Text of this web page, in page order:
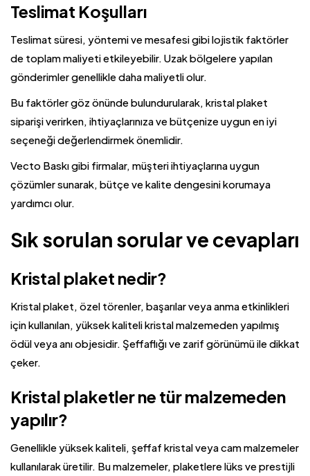
Teslimat Koşulları
Teslimat süresi, yöntemi ve mesafesi gibi lojistik faktörler
de toplam maliyeti etkileyebilir. Uzak bölgelere yapılan
gönderimler genellikle daha maliyetli olur.
Bu faktörler göz önünde bulundurularak, kristal plaket
siparişi verirken, ihtiyaçlarınıza ve bütçenize uygun en iyi
seçeneği değerlendirmek önemlidir.
Vecto Baskı gibi firmalar, müşteri ihtiyaçlarına uygun
çözümler sunarak, bütçe ve kalite dengesini korumaya
yardımcı olur.
Sık sorulan sorular ve cevapları
Kristal plaket nedir?
Kristal plaket, özel törenler, başarılar veya anma etkinlikleri
için kullanılan, yüksek kaliteli kristal malzemeden yapılmış
ödül veya anı objesidir. Şeffaflığı ve zarif görünümü ile dikkat
çeker.
Kristal plaketler ne tür malzemeden
yapılır?
Genellikle yüksek kaliteli, şeffaf kristal veya cam malzemeler
kullanılarak üretilir. Bu malzemeler, plaketlere lüks ve prestijli